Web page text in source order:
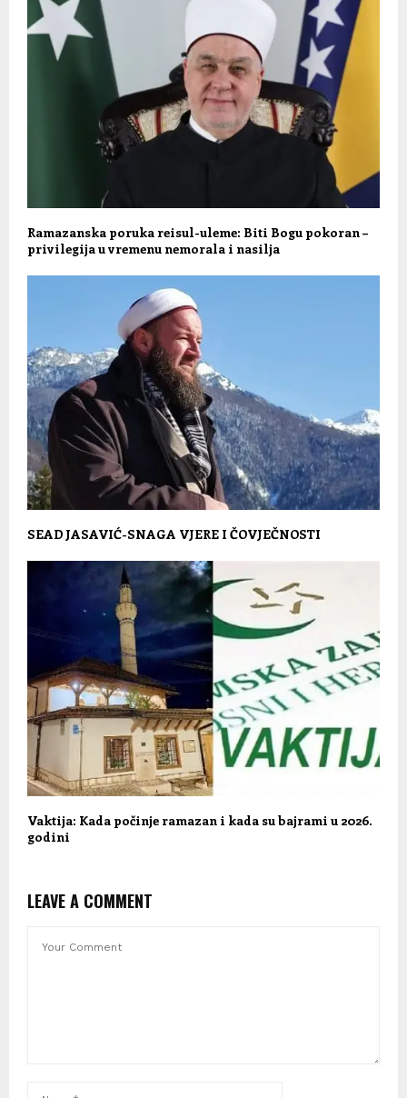
Ramazanska poruka reisul-uleme: Biti Bogu pokoran –
privilegija u vremenu nemorala i nasilja
SEAD JASAVIĆ-SNAGA VJERE I ČOVJEČNOSTI
Vaktija: Kada počinje ramazan i kada su bajrami u 2026.
godini
LEAVE A COMMENT